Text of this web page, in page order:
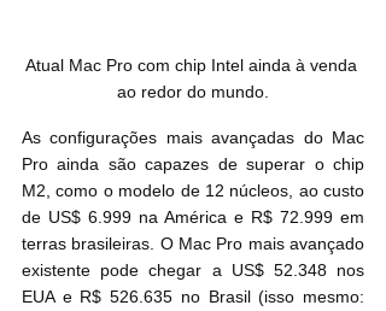
Atual Mac Pro com chip Intel ainda à venda
ao redor do mundo.
As configurações mais avançadas do Mac
Pro ainda são capazes de superar o chip
M2, como o modelo de 12 núcleos, ao custo
de US$ 6.999 na América e R$ 72.999 em
terras brasileiras. O Mac Pro mais avançado
existente pode chegar a US$ 52.348 nos
EUA e R$ 526.635 no Brasil (isso mesmo: